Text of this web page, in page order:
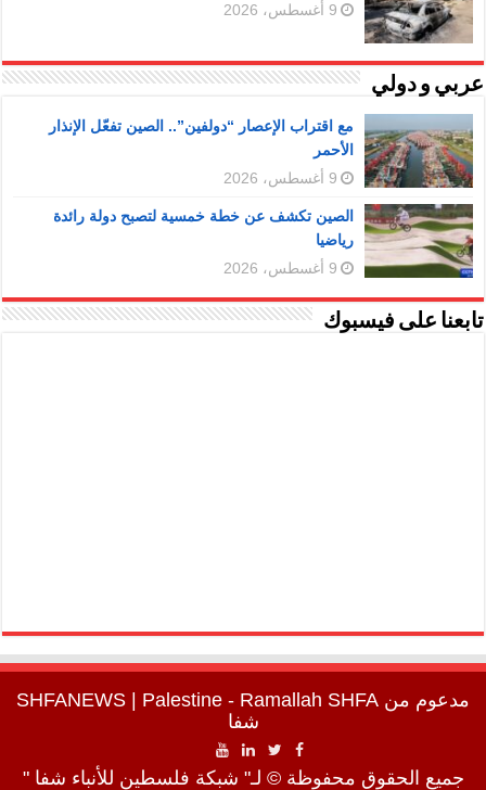
9 أغسطس، 2026
عربي و دولي
مع اقتراب الإعصار “دولفين”.. الصين تفعّل الإنذار
الأحمر
9 أغسطس، 2026
الصين تكشف عن خطة خمسية لتصبح دولة رائدة
رياضيا
9 أغسطس، 2026
تابعنا على فيسبوك
مدعوم من SHFANEWS | Palestine - Ramallah SHFA
شفا
جميع الحقوق محفوظة © لـ" شبكة فلسطين للأنباء شفا "